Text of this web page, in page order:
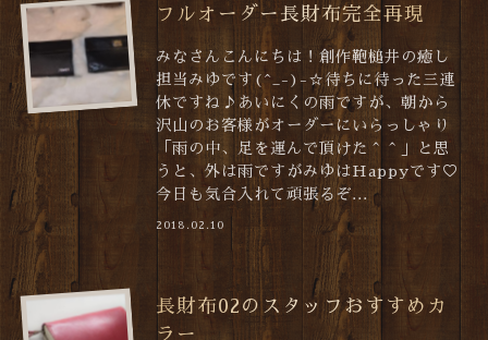
フルオーダー長財布完全再現
みなさんこんにちは！創作鞄槌井の癒し
担当みゆです(^_-)-☆待ちに待った三連
休ですね♪あいにくの雨ですが、朝から
沢山のお客様がオーダーにいらっしゃり
「雨の中、足を運んで頂けた＾＾」と思
うと、外は雨ですがみゆはHappyです♡
今日も気合入れて頑張るぞ...
2018.02.10
長財布02のスタッフおすすめカ
ラー